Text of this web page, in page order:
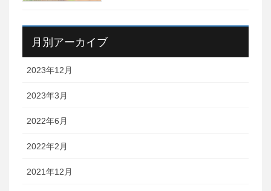
月別アーカイブ
2023年12月
2023年3月
2022年6月
2022年2月
2021年12月